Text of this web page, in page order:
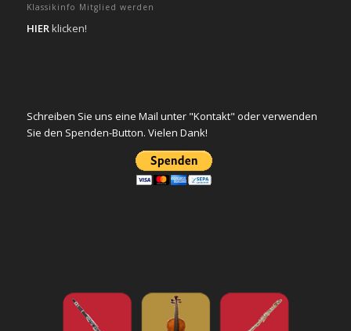
Klassikinfo Mitglied werden
HIERklicken!
Schreiben Sie uns eine Mail unter "Kontakt" oder verwenden
Sie den Spenden-Button. Vielen Dank!